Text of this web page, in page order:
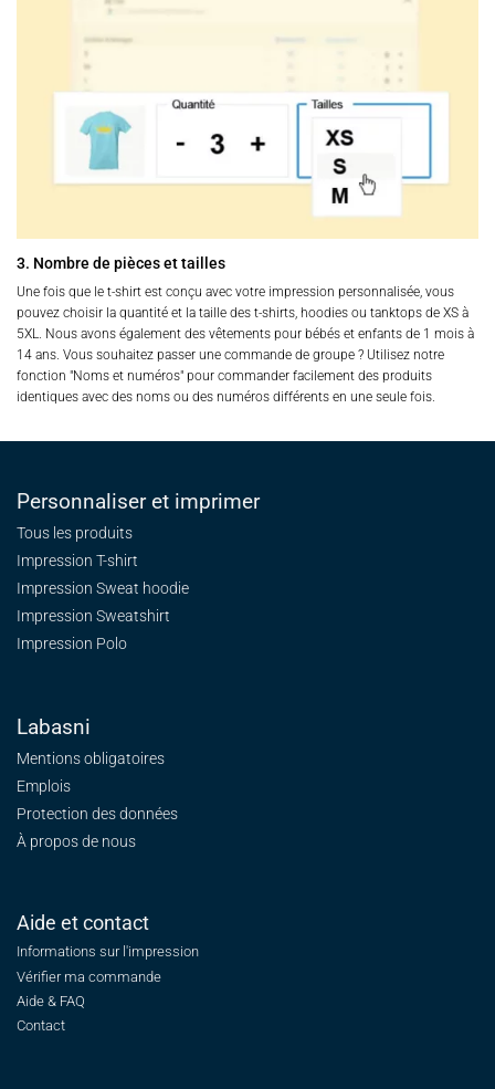
3. Nombre de pièces et tailles
Une fois que le t-shirt est conçu avec votre impression personnalisée, vous
pouvez choisir la quantité et la taille des t-shirts, hoodies ou tanktops de XS à
5XL. Nous avons également des vêtements pour bébés et enfants de 1 mois à
14 ans. Vous souhaitez passer une commande de groupe ? Utilisez notre
fonction "Noms et numéros" pour commander facilement des produits
identiques avec des noms ou des numéros différents en une seule fois.
Personnaliser et imprimer
Tous les produits
Impression T-shirt
Impression Sweat hoodie
Impression Sweatshirt
Impression Polo
Labasni
Mentions obligatoires
Emplois
Protection des données
À propos de nous
Aide et contact
Informations sur l'impression
Vérifier ma commande
Aide & FAQ
Contact